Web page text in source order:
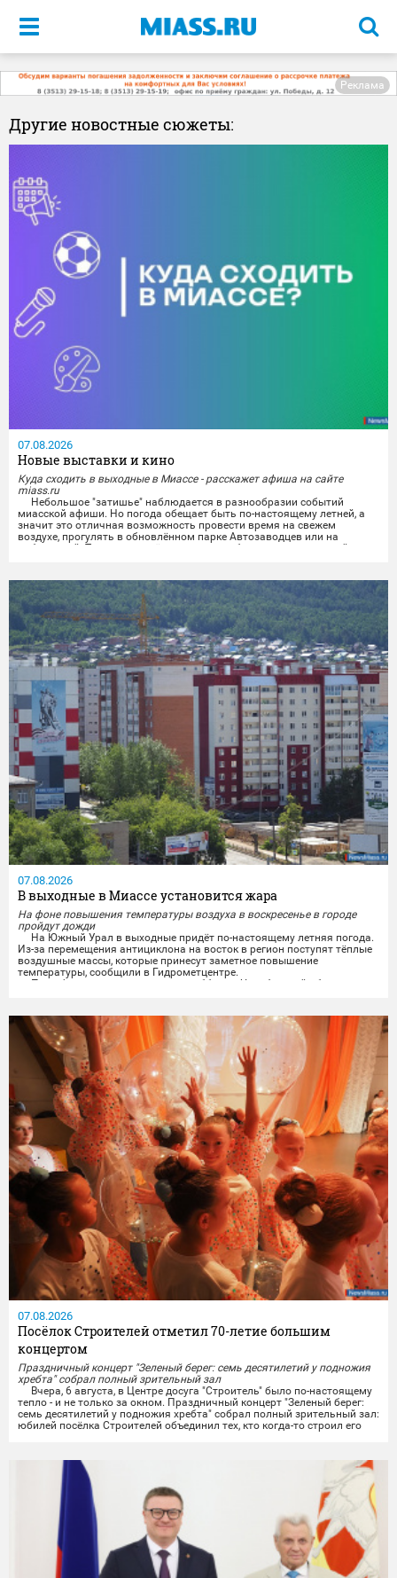
Меню
Реклама
Другие новостные сюжеты:
07.08.2026
Новые выставки и кино
Куда сходить в выходные в Миассе - расскажет афиша на сайте
miass.ru
Небольшое "затишье" наблюдается в разнообразии событий
миасской афиши. Но погода обещает быть по-настоящему летней, а
значит это отличная возможность провести время на свежем
воздухе, прогулять в обновлённом парке Автозаводцев или на
набережной. Тем же, кто всё же хочет приобщиться к культурной
07.08.2026
В выходные в Миассе установится жара
На фоне повышения температуры воздуха в воскресенье в городе
пройдут дожди
На Южный Урал в выходные придёт по-настоящему летняя погода.
Из-за перемещения антициклона на восток в регион поступят тёплые
воздушные массы, которые принесут заметное повышение
температуры, сообщили в Гидрометцентре.
По информации синоптиков, в субботу в Челябинской области
07.08.2026
Посёлок Строителей отметил 70-летие большим
концертом
Праздничный концерт "Зеленый берег: семь десятилетий у подножия
хребта" собрал полный зрительный зал
Вчера, 6 августа, в Центре досуга "Строитель" было по-настоящему
тепло - и не только за окном. Праздничный концерт "Зеленый берег:
семь десятилетий у подножия хребта" собрал полный зрительный зал:
юбилей посёлка Строителей объединил тех, кто когда-то строил его
Со сцены звучали тёплые слова...